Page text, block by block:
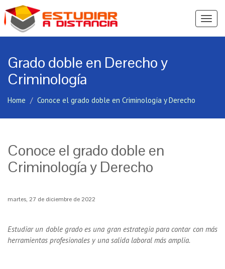
Ver
Grado doble en Derecho y
Criminología
Home Conoce el grado doble en Criminología y Derecho
Conoce el grado doble en
Criminología y Derecho
martes, 27 de diciembre de 2022
Estudiar un doble grado es una gran estrategia para contar con más
herramientas profesionales y una salida laboral más amplia.